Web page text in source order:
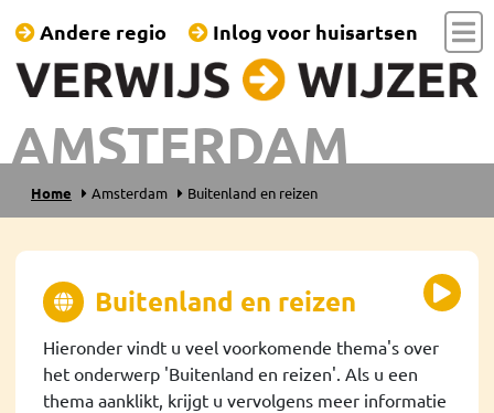
AMSTERDAM
Andere regio Inlog voor huisartsen
Home Amsterdam Buitenland en reizen
Buitenland en reizen
Hieronder vindt u veel voorkomende thema's over
het onderwerp 'Buitenland en reizen'. Als u een
thema aanklikt, krijgt u vervolgens meer informatie